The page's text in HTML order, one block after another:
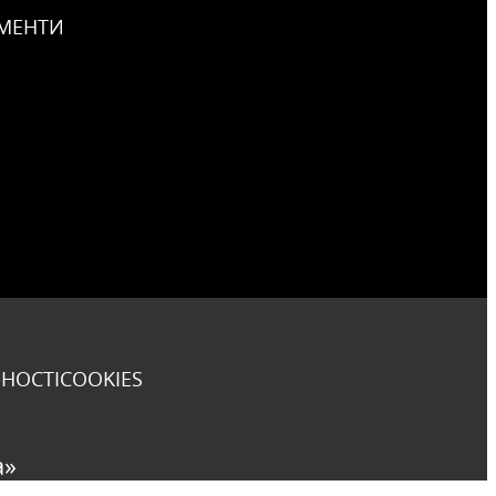
COOKIES